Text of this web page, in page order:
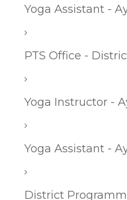
Yoga Assistant -
PTS Office -
Yoga Instructor -
Yoga Assistant -
District